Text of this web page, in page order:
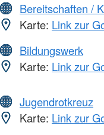
Bereitschaften /
Karte: Link zur
Bildungswerk
Karte: Link zur
Jugendrotkreuz
Karte: Link zur